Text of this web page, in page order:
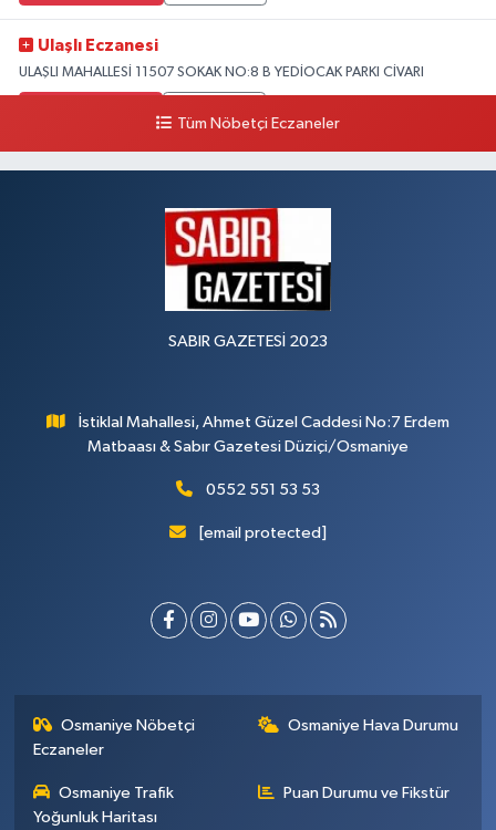
Ulaşlı Eczanesi
ULAŞLI MAHALLESİ 11507 SOKAK NO:8 B YEDİOCAK PARKI CİVARI
Tüm Nöbetçi Eczaneler
SABIR GAZETESİ 2023
İstiklal Mahallesi, Ahmet Güzel Caddesi No:7 Erdem
Matbaası & Sabır Gazetesi Düziçi/Osmaniye
0552 551 53 53
[email protected]
Osmaniye Nöbetçi
Eczaneler
Osmaniye Hava Durumu
Osmaniye Trafik
Yoğunluk Haritası
Puan Durumu ve Fikstür